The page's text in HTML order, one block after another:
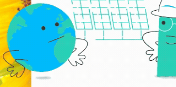
Artistique, Storyboard et Animation
D'ENTREPRISE